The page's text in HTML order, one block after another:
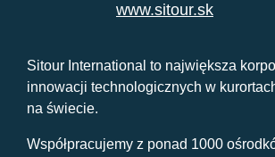
www.sitour.sk
Sitour International to największa
innowacji technologicznych w
na świecie.
Współpracujemy z ponad 1000